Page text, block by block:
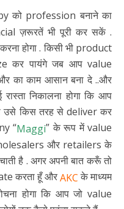
को profession बनाने का
ज़रूरतें भी पूरी कर सकें .
होगा . किसी भी product
कर पायंगे जब आप value
का काम आसान बना दे ..और
निकालना होगा कि आप
किस तरह से deliver कर
“Maggi” के रूप में value
और retailers के
है . अगर अपनी बात करूँ तो
करता हूँ औरAKCके माध्यम
होगा कि आप जो value